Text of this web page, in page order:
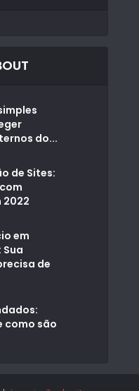
do...
de Sites:
2022
em
de
como são